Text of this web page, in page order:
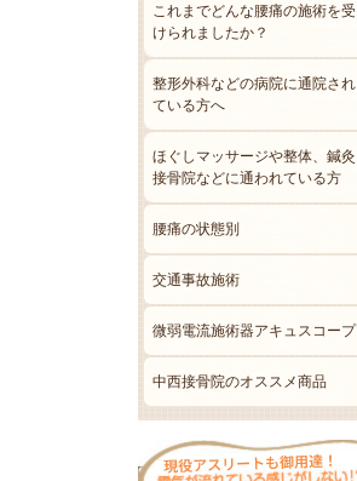
これまでどんな腰痛の施術を受
けられましたか？
整形外科などの病院に通院され
ている方へ
ほぐしマッサージや整体、鍼灸
接骨院などに通われている方
腰痛の状態別
交通事故施術
微弱電流施術器アキュスコープ
中西接骨院のオススメ商品